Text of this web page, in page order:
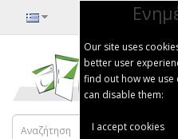
Our site uses
better user
find out how we
can disable them:
I accept cookies